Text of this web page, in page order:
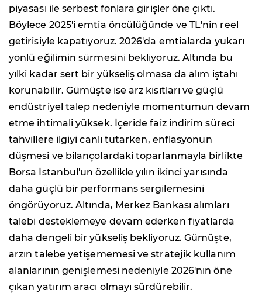
piyasası ile serbest fonlara girişler öne çıktı.
Böylece 2025'i emtia öncülüğünde ve TL'nin reel
getirisiyle kapatıyoruz. 2026'da emtialarda yukarı
yönlü eğilimin sürmesini bekliyoruz. Altında bu
yılki kadar sert bir yükseliş olmasa da alım iştahı
korunabilir. Gümüşte ise arz kısıtları ve güçlü
endüstriyel talep nedeniyle momentumun devam
etme ihtimali yüksek. İçeride faiz indirim süreci
tahvillere ilgiyi canlı tutarken, enflasyonun
düşmesi ve bilançolardaki toparlanmayla birlikte
Borsa İstanbul'un özellikle yılın ikinci yarısında
daha güçlü bir performans sergilemesini
öngörüyoruz. Altında, Merkez Bankası alımları
talebi desteklemeye devam ederken fiyatlarda
daha dengeli bir yükseliş bekliyoruz. Gümüşte,
arzın talebe yetişememesi ve stratejik kullanım
alanlarının genişlemesi nedeniyle 2026'nın öne
çıkan yatırım aracı olmayı sürdürebilir.